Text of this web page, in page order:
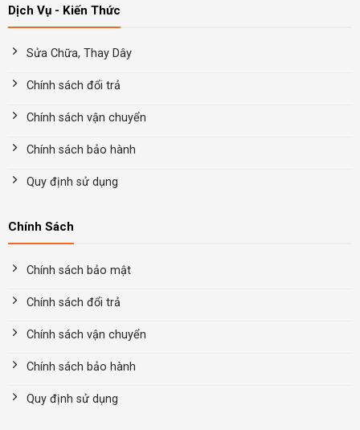
Dịch Vụ - Kiến Thức
Sửa Chữa, Thay Dây
Chính sách đổi trả
Chính sách vận chuyển
Chính sách bảo hành
Quy định sử dụng
Chính Sách
Chính sách bảo mật
Chính sách đổi trả
Chính sách vận chuyển
Chính sách bảo hành
Quy định sử dụng